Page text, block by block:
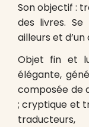
Son objectif :
des livres.
ailleurs et
Objet fin et
élégante,
composée de
; cryptique et